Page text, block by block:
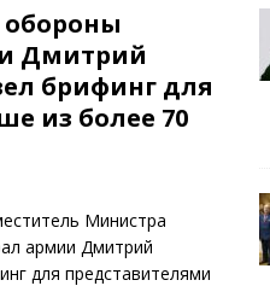
Дмитрий
брифинг для
из более 70
Министра
армии Дмитрий
для представителями